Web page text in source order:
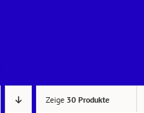
Zeige 30 Produkte